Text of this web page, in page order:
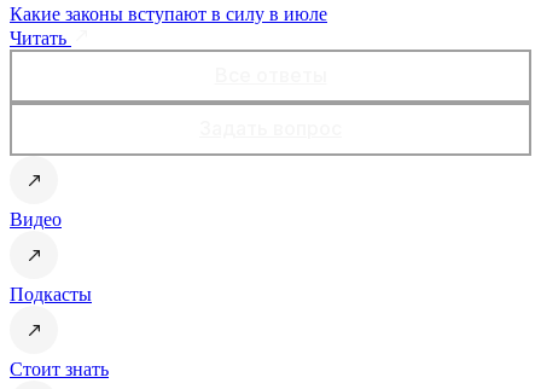
Какие законы вступают в силу в июле
Читать
Видео
Подкасты
Стоит знать